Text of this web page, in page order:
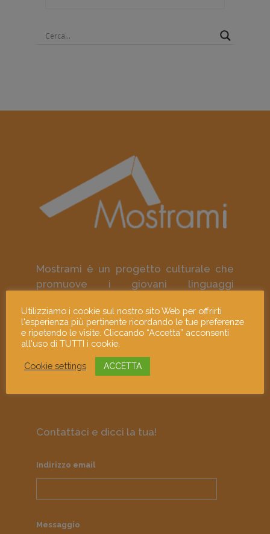
Mostrami è un progetto culturale che
promuove i giovani linguaggi
emergenti attraverso le loro opere e i
loro murales; diffonde la giovane arte
contemporanea come strumento di
approfondimento culturale e di
responsabilità sociale.
Contattaci e dicci la tua!
Indirizzo email
Messaggio
Utilizziamo i cookie sul nostro sito Web per offrirti
l'esperienza più pertinente ricordando le tue preferenze
e ripetendo le visite. Cliccando “Accetta” acconsenti
all'uso di TUTTI i cookie.
Cookie settings ACCETTA